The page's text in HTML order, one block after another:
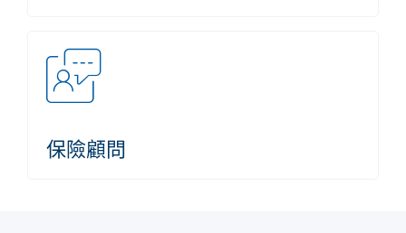
保險顧問